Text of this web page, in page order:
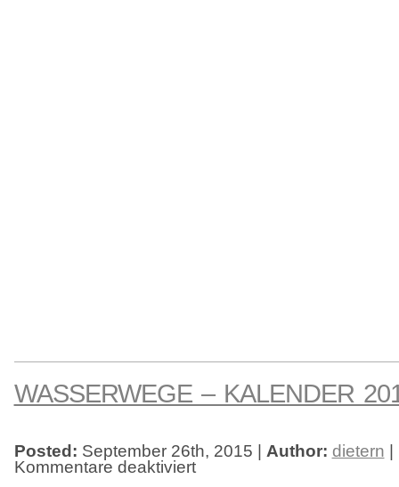
WASSERWEGE – KALENDER
Posted: September 26th, 2015 | Author: dietern |
Kommentare deaktiviertfür
Wasserwege